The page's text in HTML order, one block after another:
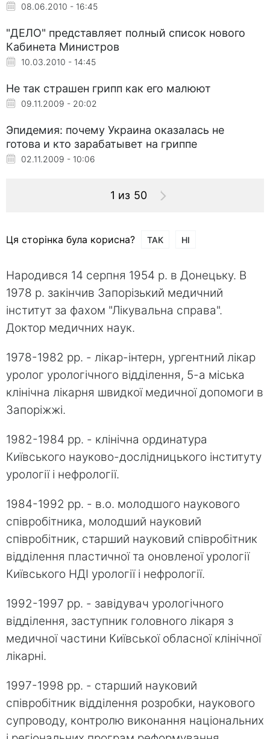
08.06.2010 - 16:45
"ДЕЛО" представляет полный список нового
Кабинета Министров
10.03.2010 - 14:45
Не так страшен грипп как его малюют
09.11.2009 - 20:02
Эпидемия: почему Украина оказалась не
готова и кто зарабатывет на гриппе
02.11.2009 - 10:06
1 из 50
Ця сторінка була корисна? ТАК НІ
Народився 14 серпня 1954 р. в Донецьку. В
1978 р. закінчив Запорізький медичний
інститут за фахом "Лікувальна справа".
Доктор медичних наук.
1978-1982 рр. - лікар-інтерн, ургентний лікар
уролог урологічного відділення, 5-а міська
клінічна лікарня швидкої медичної допомоги в
Запоріжжі.
1982-1984 рр. - клінічна ординатура
Київського науково-дослідницького інституту
урології і нефрології.
1984-1992 рр. - в.о. молодшого наукового
співробітника, молодший науковий
співробітник, старший науковий співробітник
відділення пластичної та оновленої урології
Київського НДІ урології і нефрології.
1992-1997 рр. - завідувач урологічного
відділення, заступник головного лікаря з
медичної частини Київської обласної клінічної
лікарні.
1997-1998 рр. - старший науковий
співробітник відділення розробки, наукового
супроводу, контролю виконання національних